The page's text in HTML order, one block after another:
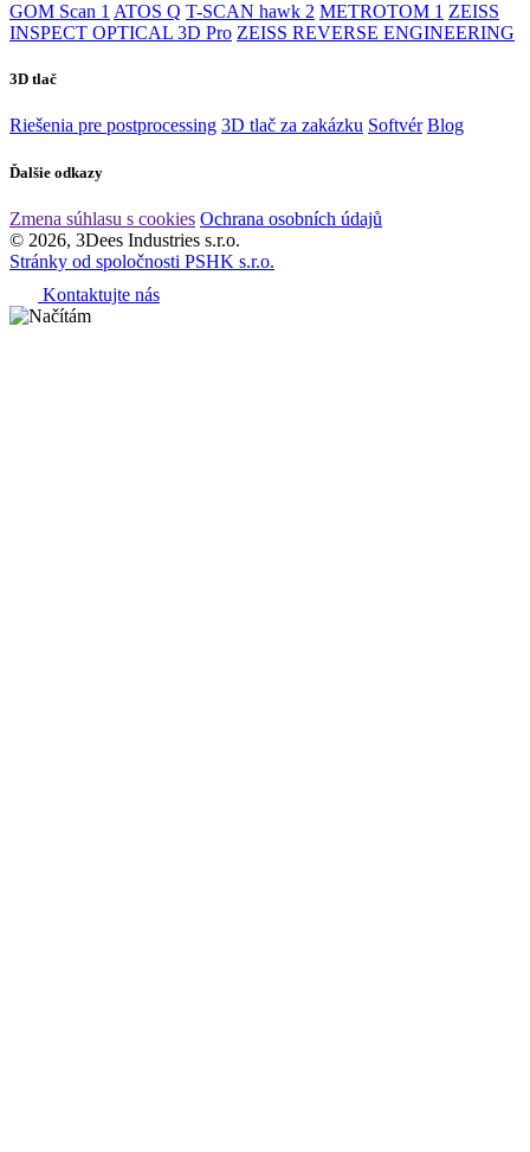
GOM Scan 1 ATOS Q T-SCAN hawk 2 METROTOM 1 ZEISS
INSPECT OPTICAL 3D Pro ZEISS REVERSE ENGINEERING
3D tlač
Riešenia pre postprocessing 3D tlač za zakázku Softvér Blog
Ďalšie odkazy
Zmena súhlasu s cookies Ochrana osobních údajů
© 2026, 3Dees Industries s.r.o.
Stránky od spoločnosti PSHK s.r.o.
Kontaktujte nás